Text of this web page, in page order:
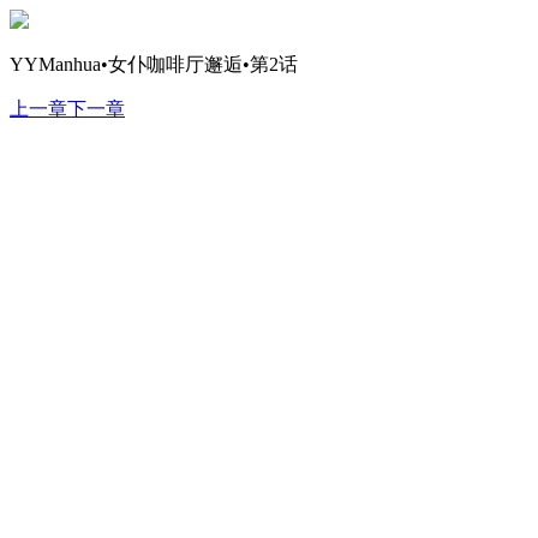
YYManhua•女仆咖啡厅邂逅•第2话
上一章下一章